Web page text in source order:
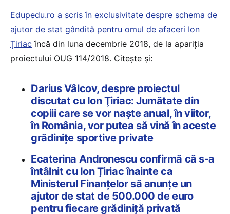
Edupedu.ro a scris în exclusivitate despre schema de
ajutor de stat gândită pentru omul de afaceri Ion
Țiriac încă din luna decembrie 2018, de la apariția
proiectului OUG 114/2018. Citește și:
Darius Vâlcov, despre proiectul
discutat cu Ion Ţiriac: Jumătate din
copiii care se vor naşte anual, în viitor,
în România, vor putea să vină în aceste
grădiniţe sportive private
Ecaterina Andronescu confirmă că s-a
întâlnit cu Ion Țiriac înainte ca
Ministerul Finanțelor să anunțe un
ajutor de stat de 500.000 de euro
pentru fiecare grădiniță privată